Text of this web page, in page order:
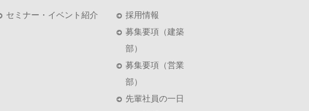
セミナー・イベント紹介
採用情報
募集要項（建築
部）
募集要項（営業
部）
先輩社員の一日